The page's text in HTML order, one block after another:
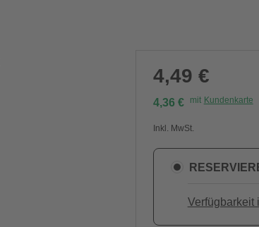
4,49 €
4,36 € mit Kundenkarte
Inkl. MwSt.
Verfügbarkeit